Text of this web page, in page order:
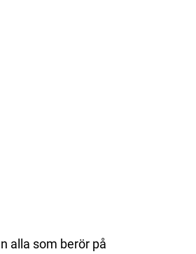
alla som berör på